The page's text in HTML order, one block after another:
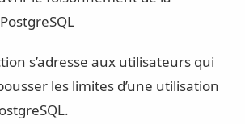
s’adresse aux utilisateurs qui
les limites d’une utilisation